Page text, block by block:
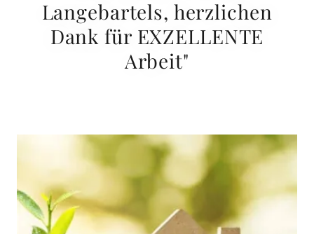
Langebartels, herzlichen
Dank für EXZELLENTE
Arbeit"